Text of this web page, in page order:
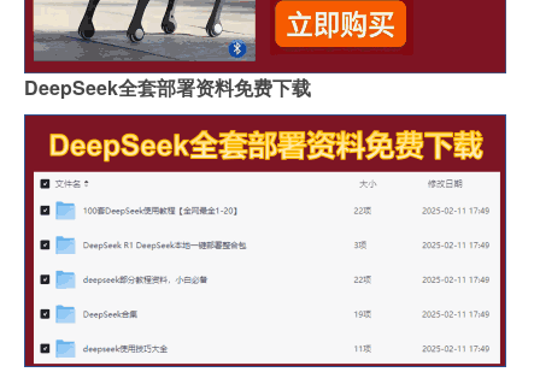
DeepSeek全套部署资料免费下载